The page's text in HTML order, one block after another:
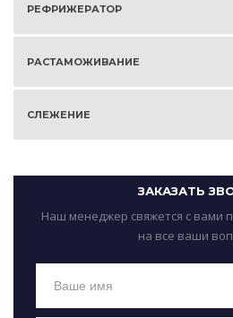
РЕФРИЖЕРАТОР
РАСТАМОЖИВАНИЕ
СЛЕЖЕНИЕ
ЗАКАЗАТЬ
Наш менеджер свяжется с вами
на все ваши